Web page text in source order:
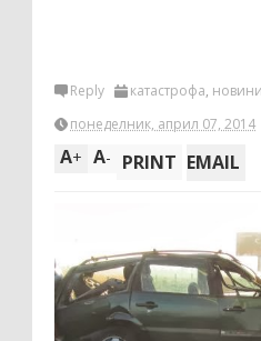
Reply катастрофа,
понеделник, април 07, 2014
A+ A- PRINT EMAIL